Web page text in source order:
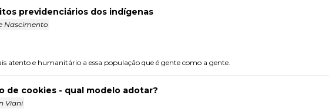
previdenciários dos indígenas
Nascimento
atento e humanitário a essa população que é gente como a gente.
de cookies - qual modelo adotar?
Viani